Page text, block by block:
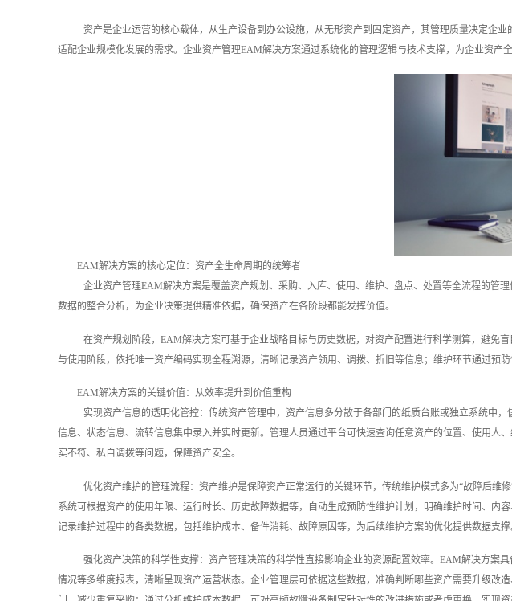
资产是企业运营的核心载体，从生产设备到办公设施，从无形资产到固定资产，其管理质量决定企
适配企业规模化发展的需求。企业资产管理EAM解决方案通过系统化的管理逻辑与技术支撑，为企业资产
EAM解决方案的核心定位：资产全生命周期的统筹者
企业资产管理EAM解决方案是覆盖资产规划、采购、入库、使用、维护、盘点、处置等全流程的管
数据的整合分析，为企业决策提供精准依据，确保资产在各阶段都能发挥价值。
在资产规划阶段，EAM解决方案可基于企业战略目标与历史数据，对资产配置进行科学测算，避免
与使用阶段，依托唯一资产编码实现全程溯源，清晰记录资产领用、调拨、折旧等信息；维护环节通过预
EAM解决方案的关键价值：从效率提升到价值重构
实现资产信息的透明化管控：传统资产管理中，资产信息多分散于各部门的纸质台账或独立系统中
信息、状态信息、流转信息集中录入并实时更新。管理人员通过平台可快速查询任意资产的位置、使用
实不符、私自调拨等问题，保障资产安全。
优化资产维护的管理流程：资产维护是保障资产正常运行的关键环节，传统维护模式多为“故障后维
系统可根据资产的使用年限、运行时长、历史故障数据等，自动生成预防性维护计划，明确维护时间、
记录维护过程中的各类数据，包括维护成本、备件消耗、故障原因等，为后续维护方案的优化提供数据支撑
强化资产决策的科学性支撑：资产管理决策的科学性直接影响企业的资源配置效率。EAM解决方案
情况等多维度报表，清晰呈现资产运营状态。企业管理层可依据这些数据，准确判断哪些资产需要升级